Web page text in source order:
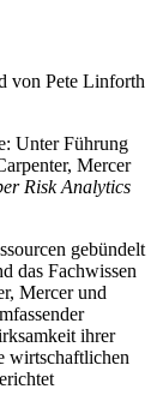
von Pete Linforth
Unter Führung
Mercer
Risk Analytics
gebündelt
das Fachwissen
Mercer und
ihrer
wirtschaftlichen